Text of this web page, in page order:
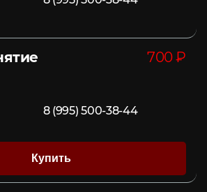
700 ₽
Купить
8 (995) 500-38-44